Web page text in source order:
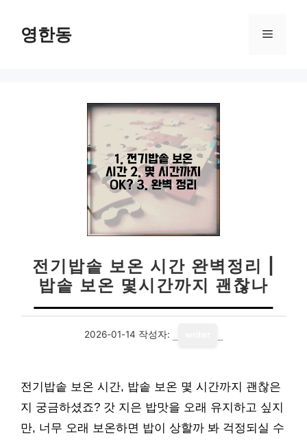
영한동 메
전기밥솥 보온 시간 완벽정리 |
밥솥 보온 몇시간까지 괜찮나
2026-01-14 작성자:
전기밥솥 보온 시간, 밥솥 보온 몇 시간까지 괜찮은
지 궁금하셨죠? 갓 지은 밥맛을 오래 유지하고 싶지
만, 너무 오래 보온하면 밥이 상할까 봐 걱정되실 수